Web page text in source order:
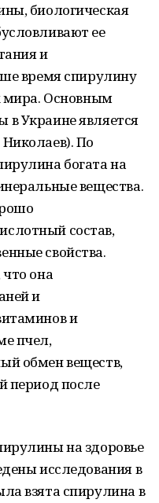
биологическая
ее
и
время спирулину
мира. Основным
Украине является
По
богата на
вещества.
состав,
свойства.
она
и
и
пчел,
обмен веществ,
период после
на здоровье
исследования в
взята спирулина в